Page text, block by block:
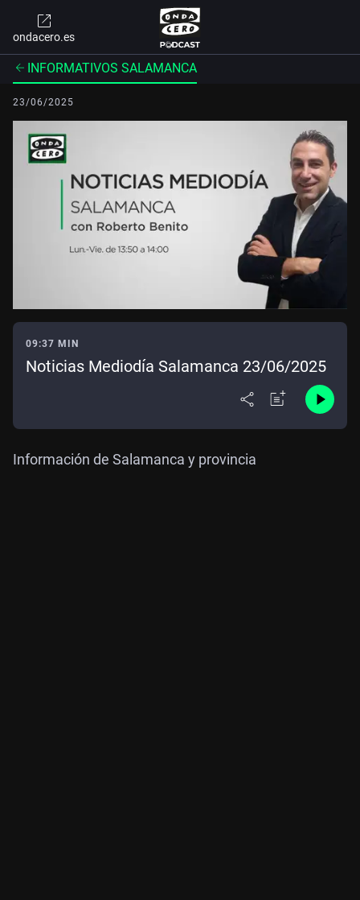
ondacero.es
INFORMATIVOS SALAMANCA
23/06/2025
09:37 MIN
Noticias Mediodía Salamanca 23/06/2025
Información de Salamanca y provincia